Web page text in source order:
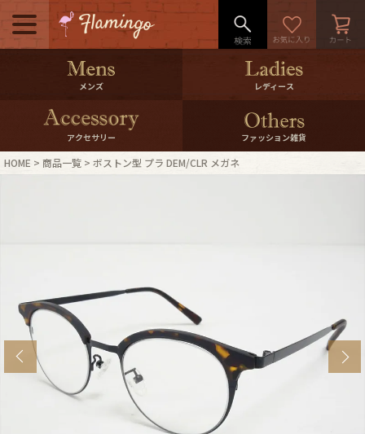
メニュー
500pt＆10％Offクーポンプレゼン
ト
10％0ffクーポンプレゼント
LINE ID連携
店舗紹介
ブランドから探す スタッフコーディネート
古着卸DOCK
メンズ レディース
アクセサリー ファッション雑貨
HOME 商品一覧 ボストン型 プラ DEM/CLR メガネ